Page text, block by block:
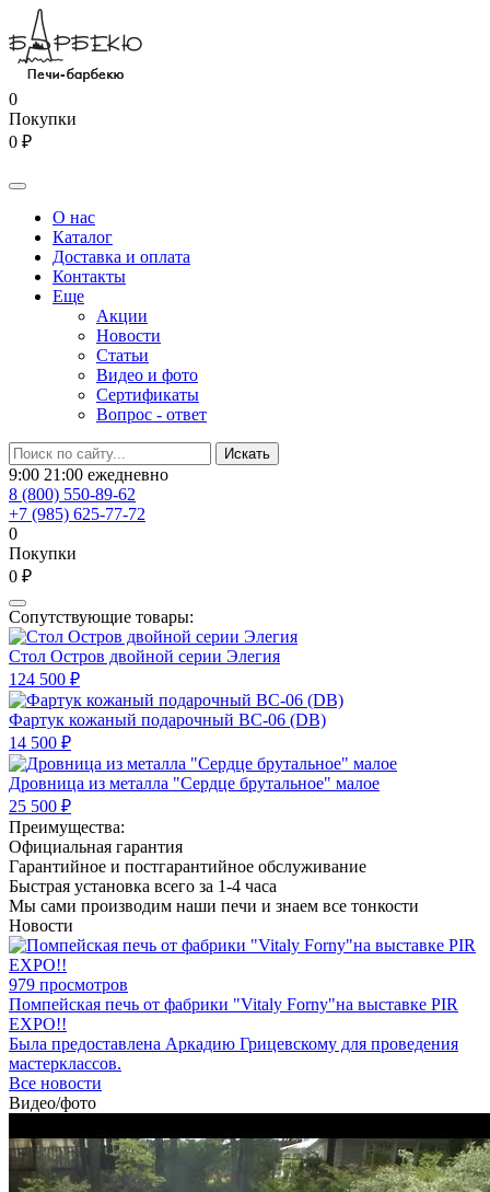
0
Покупки
0 ₽
О нас
Каталог
Доставка и оплата
Контакты
Еще
Акции
Новости
Статьи
Видео и фото
Сертификаты
Вопрос - ответ
9:00 21:00 ежедневно
8 (800) 550-89-62
+7 (985) 625-77-72
0
Покупки
0 ₽
Сопутствующие товары:
Стол Остров двойной серии Элегия
124 500 ₽
Фартук кожаный подарочный BC-06 (DB)
14 500 ₽
Дровница из металла "Сердце брутальное" малое
25 500 ₽
Преимущества:
Официальная гарантия
Гарантийное и постгарантийное обслуживание
Быстрая установка всего за 1-4 часа
Мы сами производим наши печи и знаем все тонкости
Новости
979 просмотров
Помпейская печь от фабрики "Vitaly Forny"на выставке PIR
EXPO!!
Была предоставлена Аркадию Грицевскому для проведения
мастерклассов.
Все новости
Видео/фото